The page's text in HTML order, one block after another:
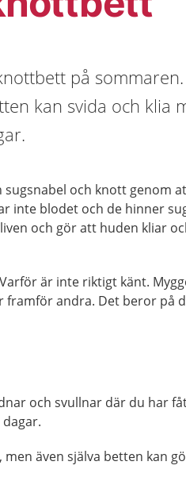
på sommaren.
kan svida och klia
och knott genom
inte blodet och de hinner
och gör att huden kliar
är inte riktigt känt.
framför andra. Det beror på
och svullnar där du har
även själva betten kan